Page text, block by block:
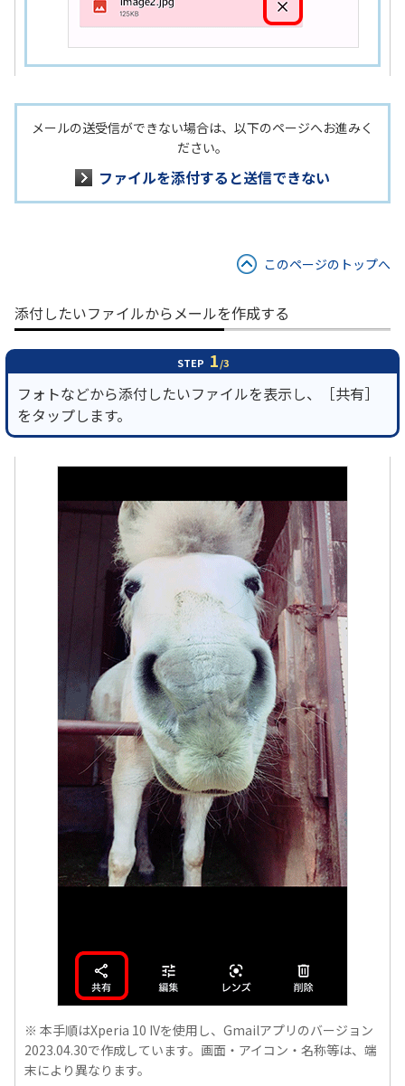
メールの送受信ができない場合は、以下のページへお進みく
ださい。
ファイルを添付すると送信できない
このページのトップへ
添付したいファイルからメールを作成する
STEP 1/3
フォトなどから添付したいファイルを表示し、［共有］
をタップします。
※ 本手順はXperia 10 IVを使用し、Gmailアプリのバージョン
2023.04.30で作成しています。画面・アイコン・名称等は、端
末により異なります。